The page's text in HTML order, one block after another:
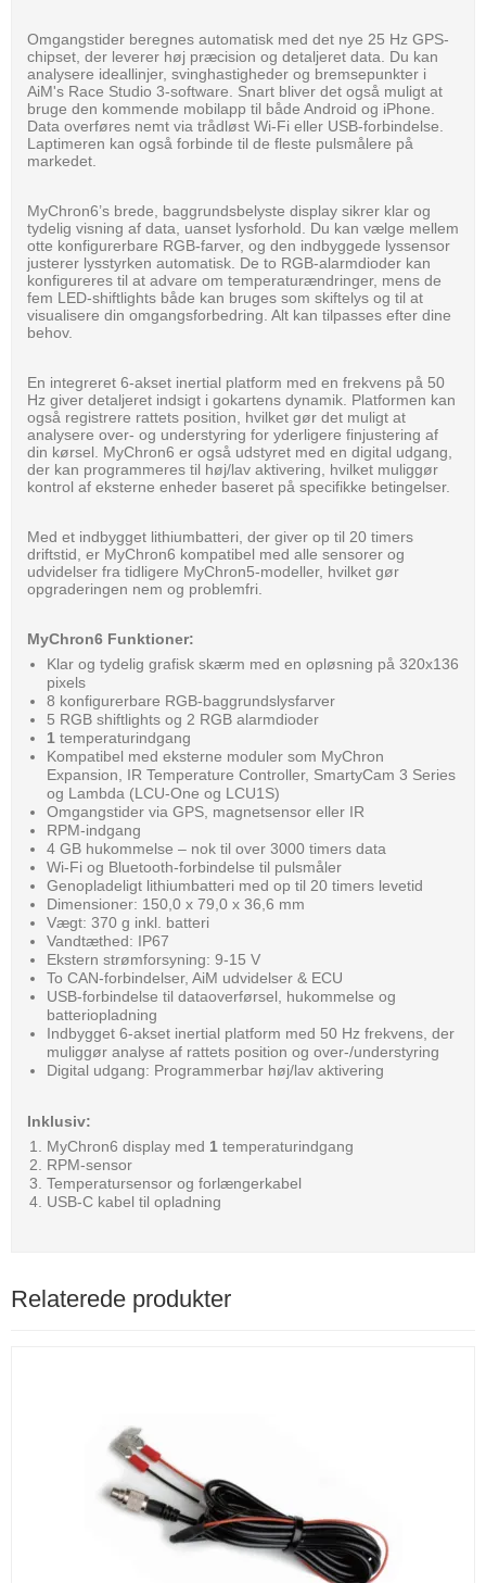
Omgangstider beregnes automatisk med det nye 25 Hz GPS-
chipset, der leverer høj præcision og detaljeret data. Du kan
analysere ideallinjer, svinghastigheder og bremsepunkter i
AiM's Race Studio 3-software. Snart bliver det også muligt at
bruge den kommende mobilapp til både Android og iPhone.
Data overføres nemt via trådløst Wi-Fi eller USB-forbindelse.
Laptimeren kan også forbinde til de fleste pulsmålere på
markedet.
MyChron6’s brede, baggrundsbelyste display sikrer klar og
tydelig visning af data, uanset lysforhold. Du kan vælge mellem
otte konfigurerbare RGB-farver, og den indbyggede lyssensor
justerer lysstyrken automatisk. De to RGB-alarmdioder kan
konfigureres til at advare om temperaturændringer, mens de
fem LED-shiftlights både kan bruges som skiftelys og til at
visualisere din omgangsforbedring. Alt kan tilpasses efter dine
behov.
En integreret 6-akset inertial platform med en frekvens på 50
Hz giver detaljeret indsigt i gokartens dynamik. Platformen kan
også registrere rattets position, hvilket gør det muligt at
analysere over- og understyring for yderligere finjustering af
din kørsel. MyChron6 er også udstyret med en digital udgang,
der kan programmeres til høj/lav aktivering, hvilket muliggør
kontrol af eksterne enheder baseret på specifikke betingelser.
Med et indbygget lithiumbatteri, der giver op til 20 timers
driftstid, er MyChron6 kompatibel med alle sensorer og
udvidelser fra tidligere MyChron5-modeller, hvilket gør
opgraderingen nem og problemfri.
MyChron6 Funktioner:
Klar og tydelig grafisk skærm med en opløsning på 320x136
pixels
8 konfigurerbare RGB-baggrundslysfarver
5 RGB shiftlights og 2 RGB alarmdioder
1temperaturindgang
Kompatibel med eksterne moduler som MyChron
Expansion, IR Temperature Controller, SmartyCam 3 Series
og Lambda (LCU-One og LCU1S)
Omgangstider via GPS, magnetsensor eller IR
RPM-indgang
4 GB hukommelse – nok til over 3000 timers data
Wi-Fi og Bluetooth-forbindelse til pulsmåler
Genopladeligt lithiumbatteri med op til 20 timers levetid
Dimensioner: 150,0 x 79,0 x 36,6 mm
Vægt: 370 g inkl. batteri
Vandtæthed: IP67
Ekstern strømforsyning: 9-15 V
To CAN-forbindelser, AiM udvidelser & ECU
USB-forbindelse til dataoverførsel, hukommelse og
batteriopladning
Indbygget 6-akset inertial platform med 50 Hz frekvens, der
muliggør analyse af rattets position og over-/understyring
Digital udgang: Programmerbar høj/lav aktivering
Inklusiv:
MyChron6 display med 1temperaturindgang
RPM-sensor
Temperatursensor og forlængerkabel
USB-C kabel til opladning
Relaterede produkter